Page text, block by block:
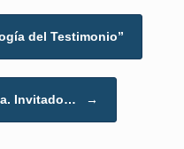
del Testimonio”
Invitado… →